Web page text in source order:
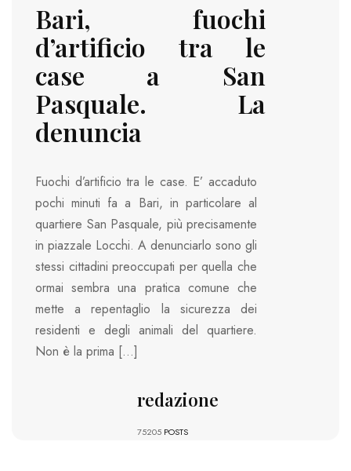
Bari, fuochi
d’artificio tra le
case a San
Pasquale. La
denuncia
Fuochi d’artificio tra le case. E’ accaduto
pochi minuti fa a Bari, in particolare al
quartiere San Pasquale, più precisamente
in piazzale Locchi. A denunciarlo sono gli
stessi cittadini preoccupati per quella che
ormai sembra una pratica comune che
mette a repentaglio la sicurezza dei
residenti e degli animali del quartiere.
Non è la prima […]
redazione
75205 POSTS